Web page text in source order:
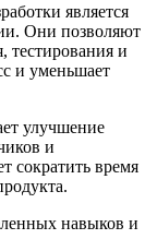
является
Они позволяют
тестирования и
и уменьшает
улучшение
и
сократить время
навыков и